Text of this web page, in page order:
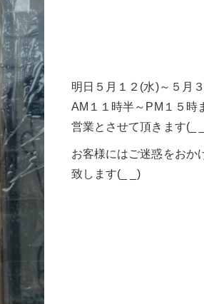
明日５月１２(水)～５月
AM１１時半～PM１５時
営業とさせて頂きます(_
お客様にはご迷惑をお
致します(_ _)